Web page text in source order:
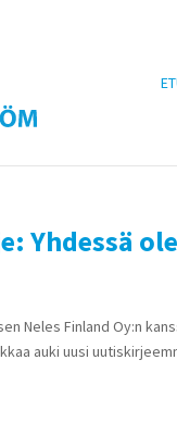
Yhdessä
Neles Finland Oy:n
Klikkaa auki uusi